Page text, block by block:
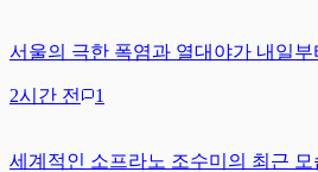
서울의 극한 폭염과 열대야가 내일
2시간 전 1
세계적인 소프라노 조수미의 최근 모